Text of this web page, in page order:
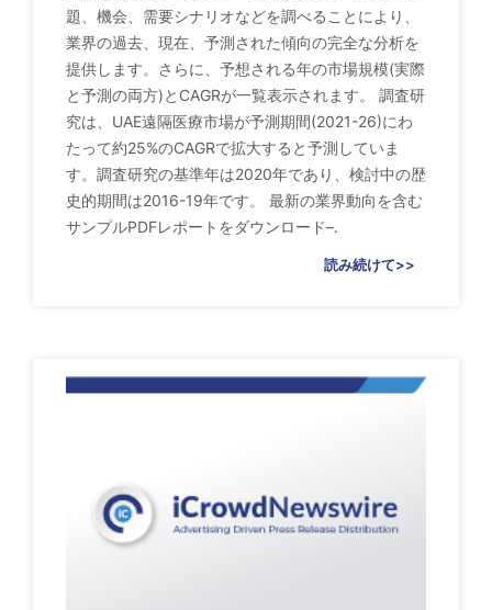
題、機会、需要シナリオなどを調べることにより、
業界の過去、現在、予測された傾向の完全な分析を
提供します。さらに、予想される年の市場規模(実際
と予測の両方)とCAGRが一覧表示されます。 調査研
究は、UAE遠隔医療市場が予測期間(2021-26)にわ
たって約25%のCAGRで拡大すると予測していま
す。調査研究の基準年は2020年であり、検討中の歴
史的期間は2016-19年です。 最新の業界動向を含む
サンプルPDFレポートをダウンロード–.
読み続けて>>